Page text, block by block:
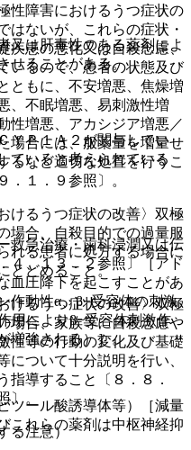
は肝毒性のある薬剤によ
せることがある。
ＹＰ１Ａ２が関与してい
ていると考えられている
救急治療・歯科浸潤又は伝
４、１３．２参照〕［アド
血圧降下を起こすことがあ
作動性α、β−受容体の刺激
用によりβ−受容体刺激作
増強される）］。
ツール酸誘導体等）［減量
これらの薬剤は中枢神経抑
性障害におけるうつ症状の
はないが、これらの症状・
疾患の悪化又は自殺念慮、
いるので、患者の状態及び
ともに、不安増悪、焦燥増
、不眠増悪、易刺激性増
性増悪、アカシジア増悪／
場合には、服薬量を増量せ
るなど適切な処置を行うこ
．１．９参照〕。
けるうつ症状の改善〉双極
場合、自殺目的での過量服
れる患者に処方する場合に
とどめること。
けるうつ症状の改善〉双極
場合、家族等に自殺念慮や
性等の行動の変化及び基礎
について十分説明を行い、
指導すること〔８．８．
〕。
る注意）